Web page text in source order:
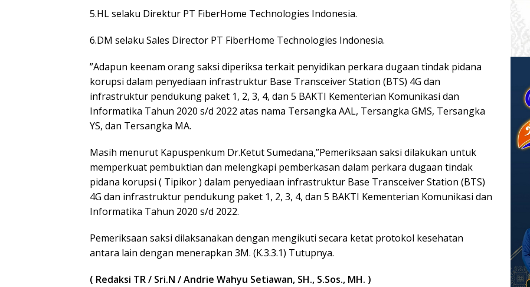
5.HL selaku Direktur PT FiberHome Technologies Indonesia.
6.DM selaku Sales Director PT FiberHome Technologies Indonesia.
”Adapun keenam orang saksi diperiksa terkait penyidikan perkara dugaan tindak pidana
korupsi dalam penyediaan infrastruktur Base Transceiver Station (BTS) 4G dan
infrastruktur pendukung paket 1, 2, 3, 4, dan 5 BAKTI Kementerian Komunikasi dan
Informatika Tahun 2020 s/d 2022 atas nama Tersangka AAL, Tersangka GMS, Tersangka
YS, dan Tersangka MA.
Masih menurut Kapuspenkum Dr.Ketut Sumedana,”Pemeriksaan saksi dilakukan untuk
memperkuat pembuktian dan melengkapi pemberkasan dalam perkara dugaan tindak
pidana korupsi ( Tipikor ) dalam penyediaan infrastruktur Base Transceiver Station (BTS)
4G dan infrastruktur pendukung paket 1, 2, 3, 4, dan 5 BAKTI Kementerian Komunikasi dan
Informatika Tahun 2020 s/d 2022.
Pemeriksaan saksi dilaksanakan dengan mengikuti secara ketat protokol kesehatan
antara lain dengan menerapkan 3M. (K.3.3.1) Tutupnya.
( Redaksi TR / Sri.N / Andrie Wahyu Setiawan, SH., S.Sos., MH. )